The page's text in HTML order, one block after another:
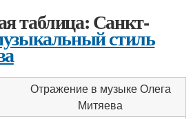
таблица: Санкт-
стиль
Отражение в музыке Олега
Митяева